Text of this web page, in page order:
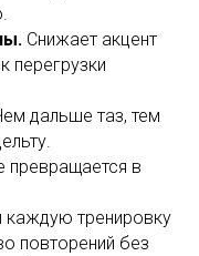
Снижает акцент
перегрузки
дальше таз, тем
превращается в
каждую тренировку
повторений без